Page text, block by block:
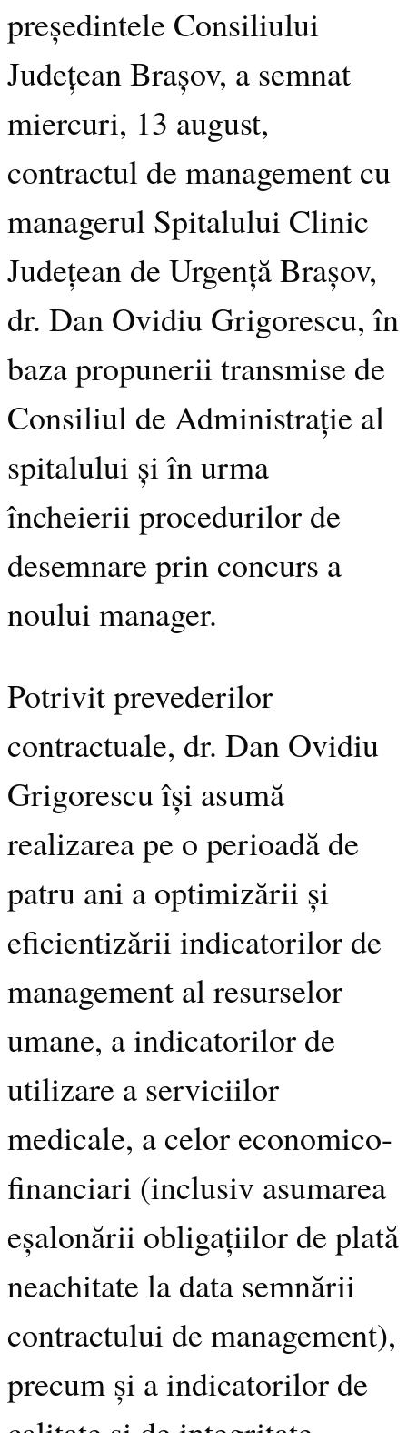
președintele Consiliului
Județean Brașov, a semnat
miercuri, 13 august,
contractul de management cu
managerul Spitalului Clinic
Județean de Urgență Brașov,
dr. Dan Ovidiu Grigorescu, în
baza propunerii transmise de
Consiliul de Administrație al
spitalului și în urma
încheierii procedurilor de
desemnare prin concurs a
noului manager.
Potrivit prevederilor
contractuale, dr. Dan Ovidiu
Grigorescu își asumă
realizarea pe o perioadă de
patru ani a optimizării și
eficientizării indicatorilor de
management al resurselor
umane, a indicatorilor de
utilizare a serviciilor
medicale, a celor economico-
financiari (inclusiv asumarea
eșalonării obligațiilor de plată
neachitate la data semnării
contractului de management),
precum și a indicatorilor de